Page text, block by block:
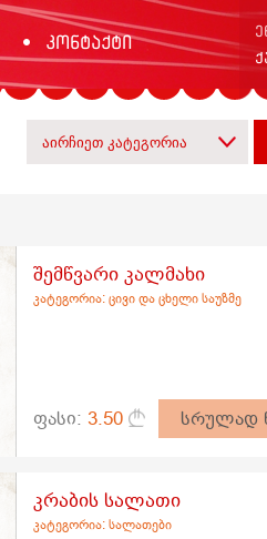
კონტაქტი
შემწვარი კალმახი
კატეგორია: ცივი და ცხელი საუზმე
ფასი: 3.50 სრულად
კრაბის სალათი
კატეგორია: სალათები